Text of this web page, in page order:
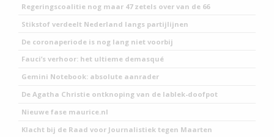
Regeringscoalitie nog maar 47 zetels over van de 66
Stikstof verdeelt Nederland langs partijlijnen
De coronaperiode is nog lang niet voorbij
Fauci’s verhoor: het ultieme demasqué
Gemini Notebook: absolute aanrader
De Agatha Christie ontknoping van de lablek-doofpot
Nieuwe fase maurice.nl
Klacht bij de Raad voor Journalistiek tegen Maarten